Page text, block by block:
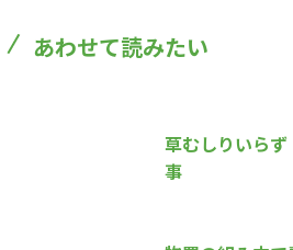
あわせて読みたい
草むしりいら
事